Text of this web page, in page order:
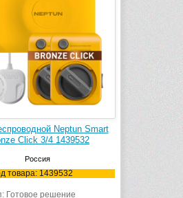
Neptun Smart
Click 3/4 1439532
Россия
товара: 1439532
Готовое решение